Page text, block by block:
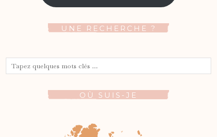
UNE RECHERCHE ?
OÙ SUIS-JE